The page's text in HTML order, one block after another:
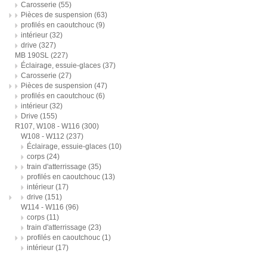
Carosserie (55)
Pièces de suspension (63)
profilés en caoutchouc (9)
intérieur (32)
drive (327)
MB 190SL (227)
Éclairage, essuie-glaces (37)
Carosserie (27)
Pièces de suspension (47)
profilés en caoutchouc (6)
intérieur (32)
Drive (155)
R107, W108 - W116 (300)
W108 - W112 (237)
Éclairage, essuie-glaces (10)
corps (24)
train d'atterrissage (35)
profilés en caoutchouc (13)
intérieur (17)
drive (151)
W114 - W116 (96)
corps (11)
train d'atterrissage (23)
profilés en caoutchouc (1)
intérieur (17)